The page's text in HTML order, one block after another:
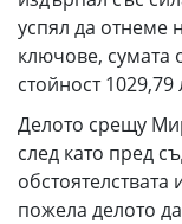
успял да отнеме
ключове, сумата
стойност 1029,79
Делото срещу
след като пред
пожела делото